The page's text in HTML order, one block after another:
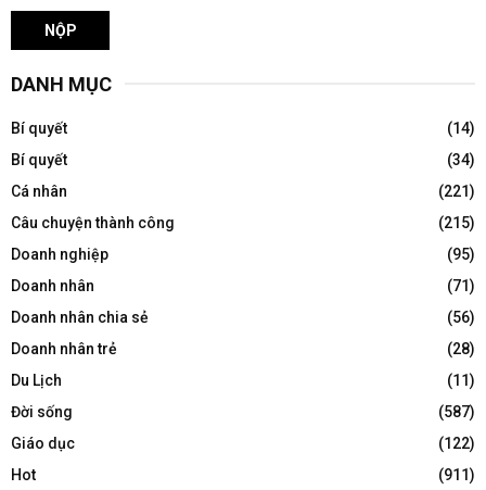
DANH MỤC
Bí quyết
(14)
Bí quyết
(34)
Cá nhân
(221)
Câu chuyện thành công
(215)
Doanh nghiệp
(95)
Doanh nhân
(71)
Doanh nhân chia sẻ
(56)
Doanh nhân trẻ
(28)
Du Lịch
(11)
Đời sống
(587)
Giáo dục
(122)
Hot
(911)